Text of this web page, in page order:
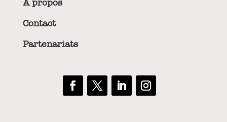
À propos
Contact
Partenariats